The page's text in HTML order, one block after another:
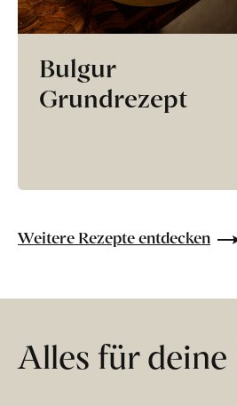
Bulgur
Grundrezept
Weitere Rezepte entdecken
Alles für deine